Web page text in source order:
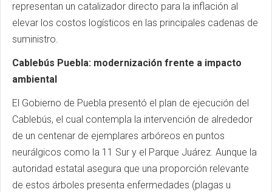
representan un catalizador directo para la inflación al
elevar los costos logísticos en las principales cadenas de
suministro.
Cablebús Puebla: modernización frente a impacto
ambiental
El Gobierno de Puebla presentó el plan de ejecución del
Cablebús, el cual contempla la intervención de alrededor
de un centenar de ejemplares arbóreos en puntos
neurálgicos como la 11 Sur y el Parque Juárez. Aunque la
autoridad estatal asegura que una proporción relevante
de estos árboles presenta enfermedades (plagas u